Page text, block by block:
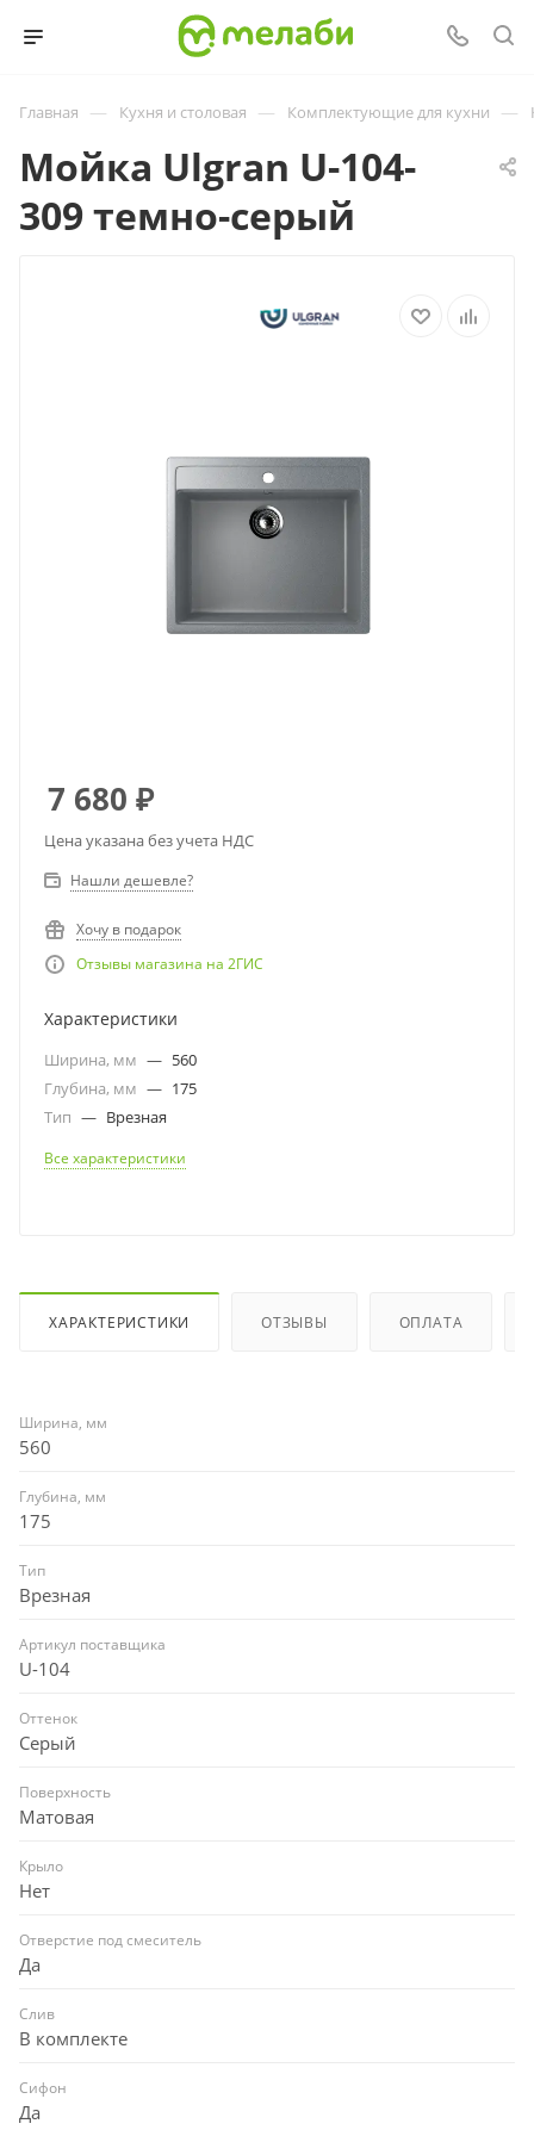
Главная — Кухня и столовая — Комплектующие для кухни —
Мойка Ulgran U-104-
309 темно-серый
7 680 ₽
Цена указана без учета НДС
Нашли дешевле?
Хочу в подарок
Отзывы магазина на 2ГИС
Характеристики
Ширина, мм — 560
Глубина, мм — 175
Тип — Врезная
Все характеристики
ХАРАКТЕРИСТИКИ ОТЗЫВЫ ОПЛАТА
Ширина, мм
560
Глубина, мм
175
Тип
Врезная
Артикул поставщика
U-104
Оттенок
Серый
Поверхность
Матовая
Крыло
Нет
Отверстие под смеситель
Да
Слив
В комплекте
Сифон
Да